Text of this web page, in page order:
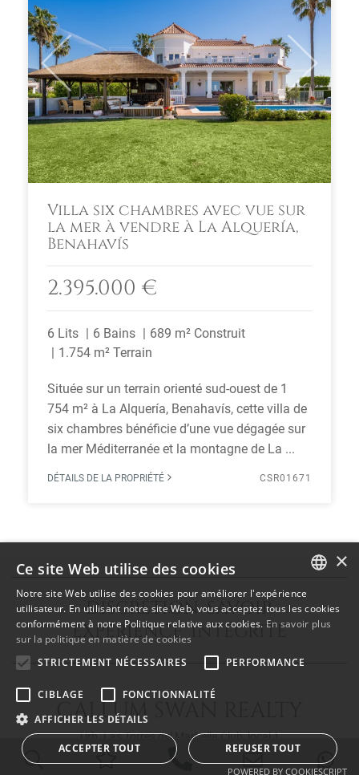
Previous Next
Villa six chambres avec vue sur
la mer à vendre à La Alquería,
Benahavís
2.395.000 €
6 Lits 6 Bains
689 m² Construit
1.754 m² Terrain
Située sur un terrain orienté sud-ouest de 1
754 m² à La Alquería, Benahavís, cette villa de
six chambres bénéficie d’une vue dégagée sur
la mer Méditerranée et la montagne de La ...
DÉTAILS DE LA PROPRIÉTÉ CSR01671
DISCRÉTION SAVOIR
EXPÉRIENCE INTÉGRITÉ
CALLUM SWAN REALTY
Urb. Las Torres del Marbella Club, local 1
Blvd. Principe Alfonso de Hohenlohe
29602 Marbella Málaga
ENGLISH
SPANISH
FRENCH
×
Ce site Web utilise des cookies
Notre site Web utilise des cookies pour améliorer l'expérience
utilisateur. En utilisant notre site Web, vous acceptez tous les cookies
conformément à notre Politique relative aux cookies. En savoir plus
sur la politique en matière de cookies
STRICTEMENT NÉCESSAIRES
PERFORMANCE
CIBLAGE
FONCTIONNALITÉ
AFFICHER LES DÉTAILS
ACCEPTER TOUT REFUSER TOUT
POWERED BY COOKIESCRIPT